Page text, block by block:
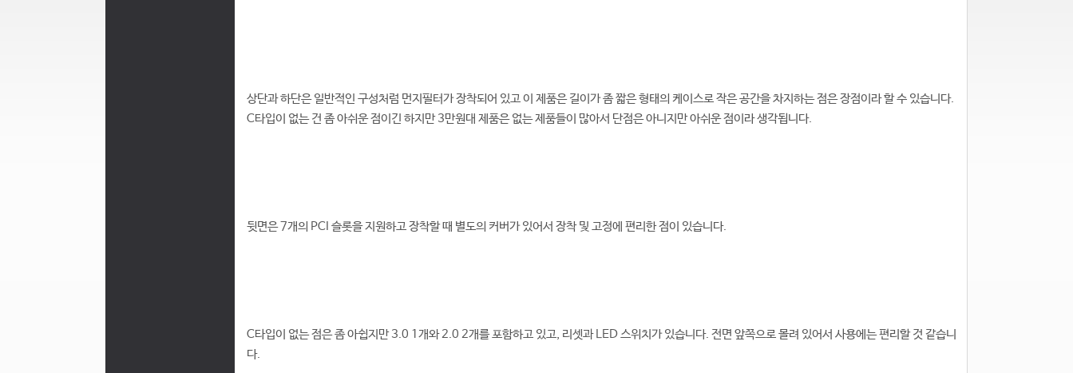
상단과 하단은 일반적인 구성처럼 먼지필터가 장착되어 있고 이 제품은 길이가 좀 짧은 형태의 케이스로 작은 공간을 차지하는 점은 장점이라 할 수 있습니다.
C타입이 없는 건 좀 아쉬운 점이긴 하지만 3만원대 제품은 없는 제품들이 많아서 단점은 아니지만 아쉬운 점이라 생각됩니다.
뒷면은 7개의 PCI 슬롯을 지원하고 장착할 때 별도의 커버가 있어서 장착 및 고정에 편리한 점이 있습니다.
C타입이 없는 점은 좀 아쉽지만 3.0 1개와 2.0 2개를 포함하고 있고, 리셋과 LED 스위치가 있습니다. 전면 앞쪽으로 몰려 있어서 사용에는 편리할 것 같습니
다.